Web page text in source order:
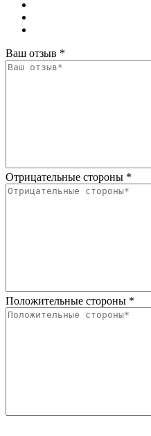
Ваш отзыв *
Отрицательные стороны *
Положительные стороны *